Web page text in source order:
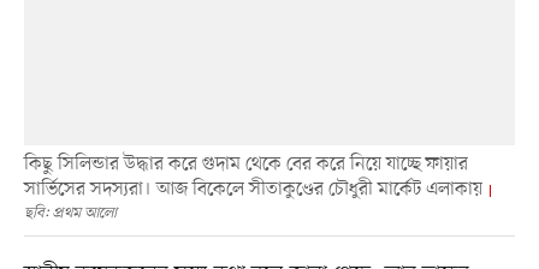
কিছু সিলিন্ডার উদ্ধার করে গুদাম থেকে বের করে নিয়ে যাচ্ছে ফায়ার
সার্ভিসের সদস্যরা। আজ বিকেলে সীতাকুণ্ডের চৌধুরী মার্কেট এলাকায়
ছবি: প্রথম আলো